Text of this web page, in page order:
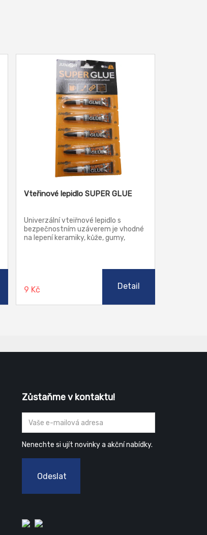
Vteřinové lepidlo SUPER GLUE
Univerzální vteiřnové lepidlo s
bezpečnostním uzáverem je vhodné
na lepení keramiky, kůže, gumy,
9 Kč Detail
Zůstaňme v kontaktu!
Nenechte si ujít novinky a akční nabídky.
Odeslat